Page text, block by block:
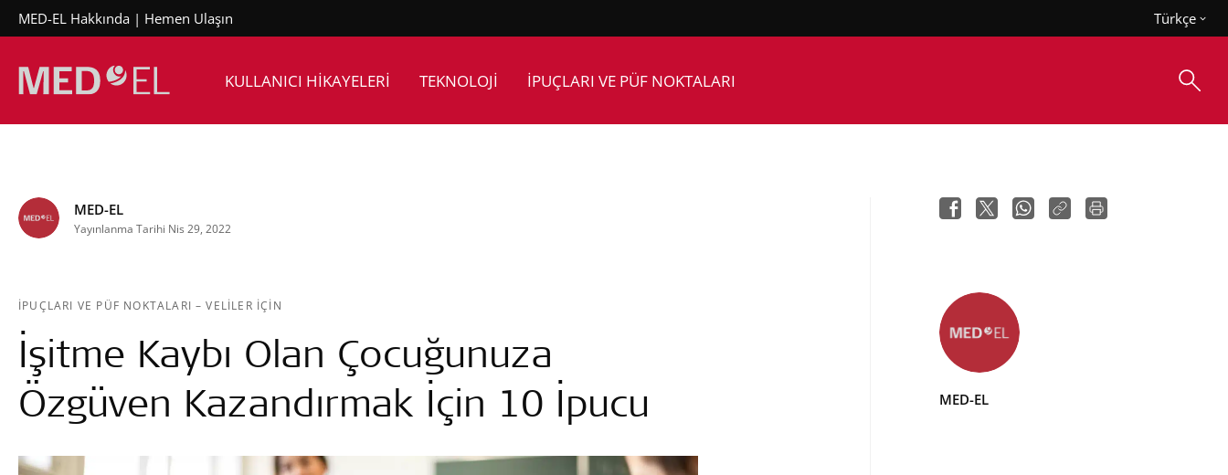
MED-EL Hakkında Hemen Ulaşın Türkçe
KULLANICI HİKAYELERİ TEKNOLOJİ İPUÇLARI VE PÜF NOKTALARI
MED-EL
Yayınlanma Tarihi Nis 29, 2022
İPUÇLARI VE PÜF NOKTALARI– VELILER IÇIN
İşitme Kaybı Olan Çocuğunuza
Özgüven Kazandırmak İçin 10 İpucu
MED-EL